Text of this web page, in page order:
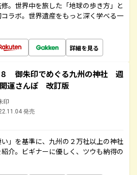
。世界中を旅した「地球の歩き方」と
コラボ。世界遺産をもっと深く学べる一
詳細を見る
御朱印でめぐる九州の神社 週
運さんぽ 改訂版
印
発売
い」を基準に、九州の２万社以上の神社
介。ビギナーに優しく、ツウも納得の